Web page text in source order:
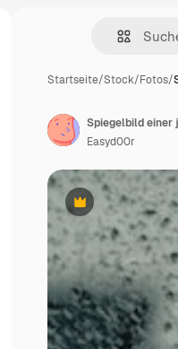
Startseite/Stock/Fotos/
Premium
Spiegelbild einer
Easyd00r